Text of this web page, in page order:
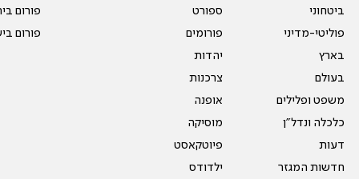
ביטחוני
פוליטי-מדיני
בארץ
בעולם
משפט ופלילים
כלכלה ונדל"ן
דעות
חדשות המגזר
ספורט
פורומים
יהדות
צרכנות
אופנה
מוסיקה
פיוטקאסט
ילדודס
פורום
פורום